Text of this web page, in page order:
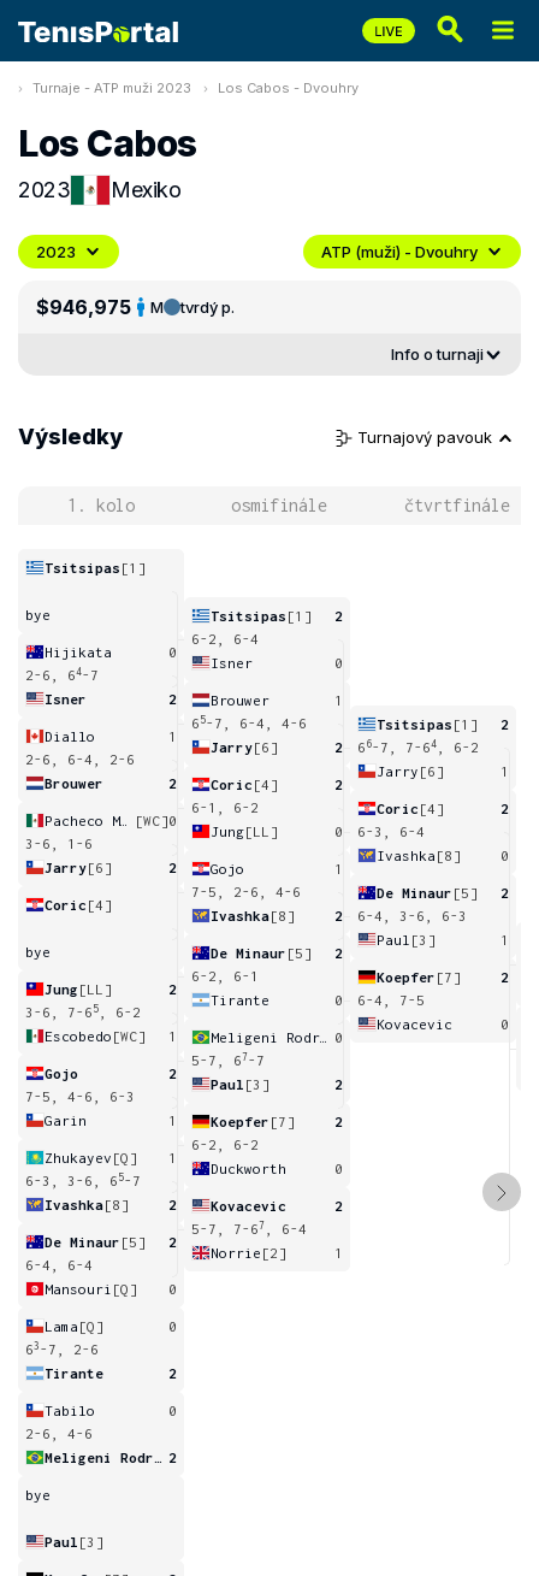
Turnaje - ATP muži 2023 Los Cabos - Dvouhry
Los Cabos
2023 Mexiko
2023 ATP (muži) - Dvouhry
$946,975 M tvrdý p.
Info o turnaji
Výsledky Turnajový pavouk
1. kolo osmifinále čtvrtfinále
Tsitsipas [1]
bye
Hijikata
0
2-6, 64-7
Isner
2
Diallo
1
2-6, 6-4, 2-6
Brouwer
2
[WC]0
3-6, 1-6
Jarry[6] 2
Coric [4]
bye
Jung [LL]
2
3-6, 7-6 5
, 6-2
Escobedo [WC] 1
Gojo
2
7-5, 4-6, 6-3
Garin
1
Zhukayev [Q]
1
6-3, 3-6, 6 5-7
Ivashka[8] 2
De Minaur [5]
2
6-4, 6-4
Mansouri [Q] 0
Lama [Q]
0
63 -7, 2-6
Tirante
2
Tabilo
0
2-6, 4-6
2
bye
Paul [3]
Tsitsipas [1]
2
6-2, 6-4
Isner
0
Brouwer
1
6 5-7, 6-4, 4-6
Jarry[6] 2
Coric [4]
2
6-1, 6-2
Jung[LL] 0
Gojo
1
7-5, 2-6, 4-6
Ivashka[8] 2
De Minaur [5]
2
6-2, 6-1
Tirante
0
0
5-7, 67-7
Paul [3] 2
Koepfer [7]
2
6-2, 6-2
Duckworth
0
Kovacevic
2
5-7, 7-67
, 6-4
Norrie [2] 1
Tsitsipas [1]
2
6 6-7, 7-64
, 6-2
Jarry [6] 1
Coric [4]
2
6-3, 6-4
Ivashka [8] 0
De Minaur [5]
2
6-4, 3-6, 6-3
Paul [3] 1
Koepfer [7]
2
6-4, 7-5
Kovacevic
0